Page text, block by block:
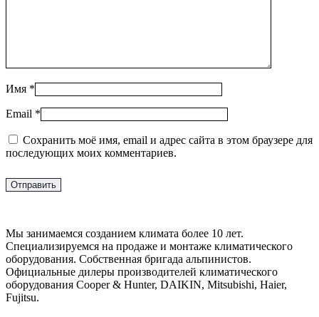
Имя *
Email *
Сохранить моё имя, email и адрес сайта в этом браузере для
последующих моих комментариев.
Мы занимаемся созданием климата более 10 лет.
Специализируемся на продаже и монтаже климатического
оборудования. Собственная бригада альпинистов.
Официальные дилеры производителей климатического
оборудования Cooper & Hunter, DAIKIN, Mitsubishi, Haier,
Fujitsu.